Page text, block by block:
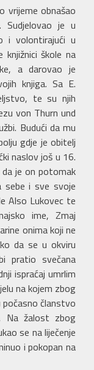
vrijeme obnašao
Sudjelovao je u
i volontirajući u
knjižnici škole na
a darovao je
knjiga. Sa E.
te su njih
von Thurn und
Budući da mu
gdje je obitelj
naslov još u 16.
je on potomak
sebe i sve svoje
Also Lukovec te
ime, Zmaj
onima koji ne
da se u okviru
pratio svečana
ispraćaj umrlim
na kojem zbog
članstvo
Na žalost zbog
se na liječenje
i pokopan na